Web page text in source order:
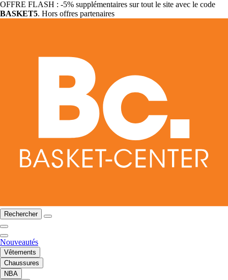
OFFRE FLASH : -5% supplémentaires sur tout le site avec le code
BASKET5. Hors offres partenaires
Rechercher
Nouveautés
Vêtements
Chaussures
NBA